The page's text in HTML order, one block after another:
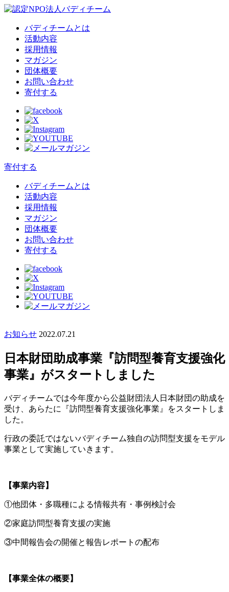
バディチームとは
活動内容
採用情報
マガジン
団体概要
お問い合わせ
寄付する
寄付する
バディチームとは
活動内容
採用情報
マガジン
団体概要
お問い合わせ
寄付する
お知らせ 2022.07.21
日本財団助成事業『訪問型養育支援強化
事業』がスタートしました
バディチームでは今年度から公益財団法人日本財団の助成を
受け、あらたに『訪問型養育支援強化事業』をスタートしま
した。
行政の委託ではないバディチーム独自の訪問型支援をモデル
事業として実施していきます。
【事業内容】
①他団体・多職種による情報共有・事例検討会
②家庭訪問型養育支援の実施
③中間報告会の開催と報告レポートの配布
【事業全体の概要】